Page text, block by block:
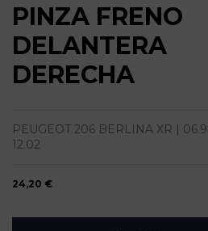
PINZA FRENO
DELANTERA
DERECHA
PEUGEOT 206 BERLINA XR |
12.02
24,20 €